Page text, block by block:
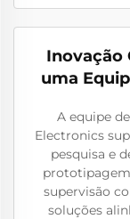
Inovação
uma
A equipe
Electronics
pesquisa e
prototipagem
supervisão
soluções